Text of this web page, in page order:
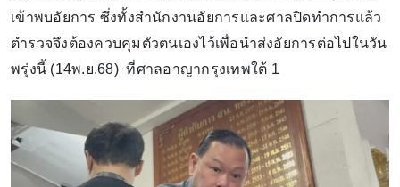
เข้าพบอัยการ ซึ่งทั้งสำนักงานอัยการและศาลปิดทำการแล้ว
ตำรวจจึงต้องควบคุมตัวตนเองไว้เพื่อนำส่งอัยการต่อไปในวัน
พรุ่งนี้ (14พ.ย.68) ที่ศาลอาญากรุงเทพใต้ 1